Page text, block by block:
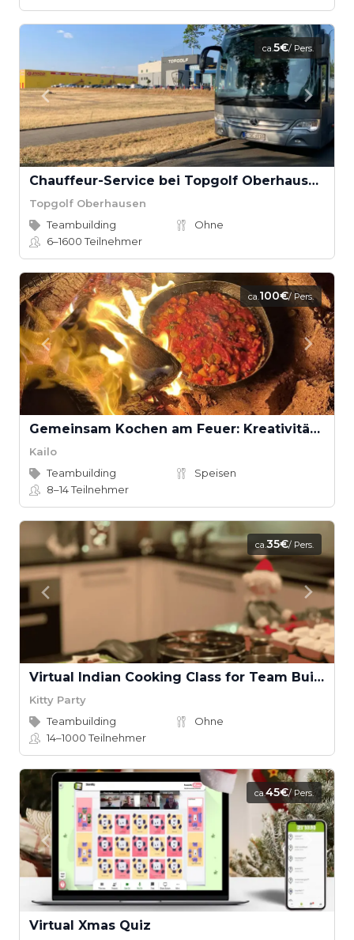
ca.5€/ Pers.
Chauffeur-Service bei Topgolf Oberhausen
Topgolf Oberhausen
Teambuilding
Ohne
6–1600Teilnehmer
ca.100€/ Pers.
Gemeinsam Kochen am Feuer: Kreativität, Teamgeist und Genuss in der Natur
Kailo
Teambuilding
Speisen
8–14Teilnehmer
ca.35€/ Pers.
Virtual Indian Cooking Class for Team Building with Dancing Chef
Kitty Party
Teambuilding
Ohne
14–1000Teilnehmer
ca.45€/ Pers.
Virtual Xmas Quiz